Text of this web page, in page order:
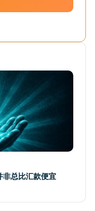
非总比汇款便宜